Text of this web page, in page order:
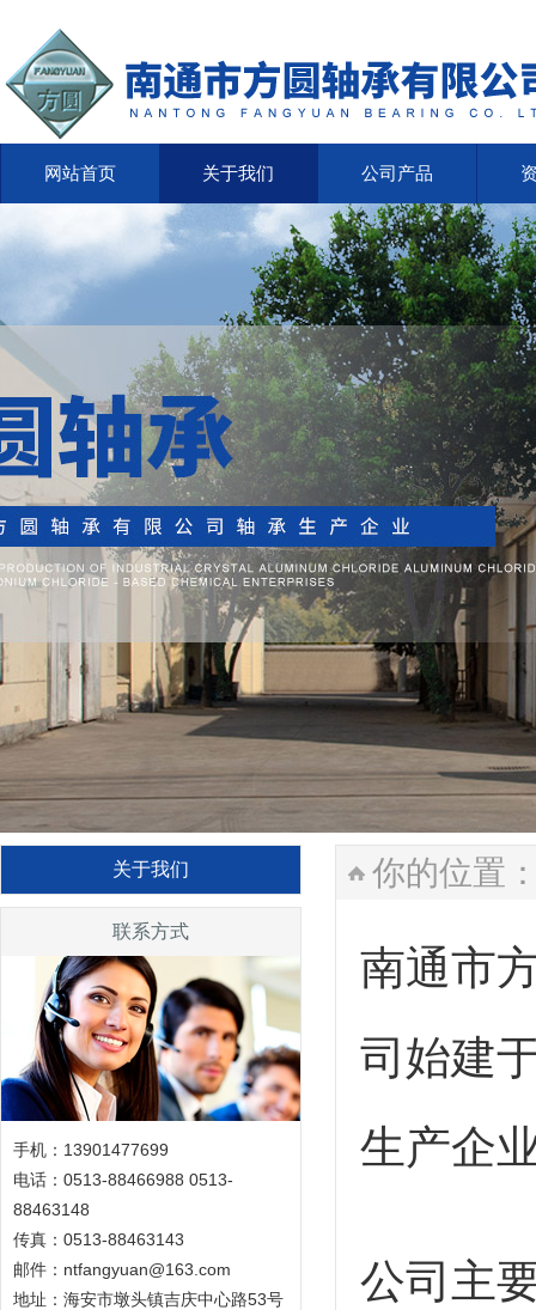
网站首页
网站首页
关于我们
关于我们
公司产品
公司产品
关于我们
联系方式
手机：13901477699
电话：0513-88466988 0513-
88463148
传真：0513-88463143
邮件：ntfangyuan@163.com
地址：海安市墩头镇吉庆中心路53号
你的位置
南通市
司始建
生产企
公司主